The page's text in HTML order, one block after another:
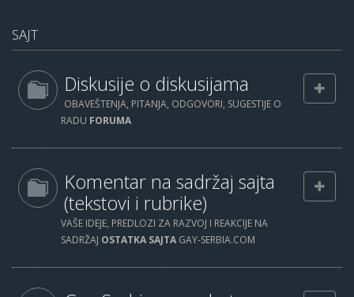
SAJT
Diskusije o diskusijama
OBAVEŠTENJA, PITANJA, ODGOVORI, SUGESTIJE O
RADU FORUMA
Komentar na sadržaj sajta
(tekstovi i rubrike)
VAŠE IDEJE, PREDLOZI ZA RAZVOJ I REAKCIJE NA
SADRŽAJ OSTATKA SAJTA GAY-SERBIA.COM